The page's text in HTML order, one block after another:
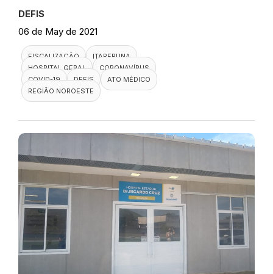
DEFIS
06 de May de 2021
FISCALIZAÇÃO
ITAPERUNA
HOSPITAL GERAL
CORONAVÍRUS
COVID-19
DEFIS
ATO MÉDICO
REGIÃO NOROESTE